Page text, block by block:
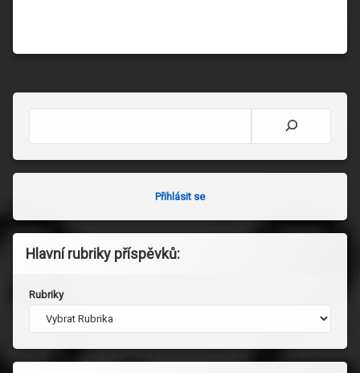
Přihlásit se
Hlavní rubriky příspěvků:
Rubriky